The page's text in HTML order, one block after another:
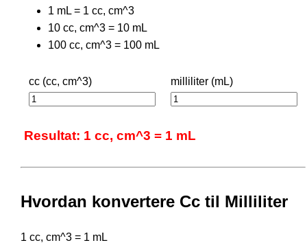
1 mL = 1 cc, cm^3
10 cc, cm^3 = 10 mL
100 cc, cm^3 = 100 mL
cc (cc, cm^3) milliliter (mL)
Resultat: 1 cc, cm^3 = 1 mL
Hvordan konvertere Cc til Milliliter
1 cc, cm^3 = 1 mL